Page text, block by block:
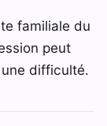
familiale du
peut
difficulté.